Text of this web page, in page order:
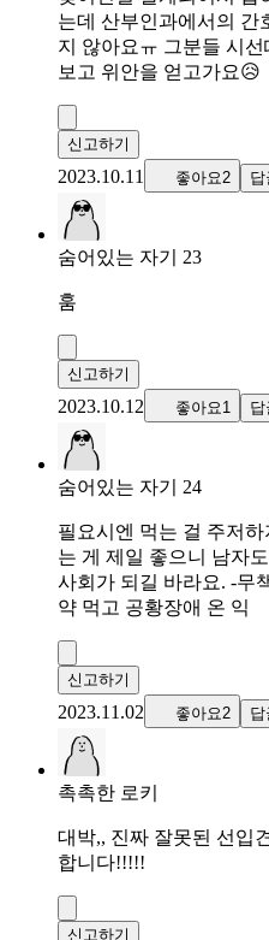
는데 산부인과에서의 간
지 않아요ㅠ 그분들 시
보고 위안을 얻고가요😥
신고하기
2023.10.11 좋아요2 답
숨어있는 자기 23
훔
신고하기
2023.10.12 좋아요1 답
숨어있는 자기 24
필요시엔 먹는 걸 주저
는 게 제일 좋으니 남자
사회가 되길 바라요. -무
약 먹고 공황장애 온 익
신고하기
2023.11.02 좋아요2 답
촉촉한 로키
대박,, 진짜 잘못된 선입
합니다!!!!!
신고하기